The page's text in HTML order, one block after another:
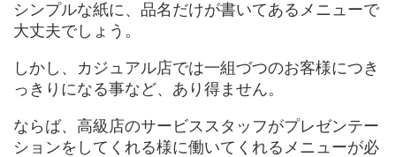
シンプルな紙に、品名だけが書いてあるメニューで
大丈夫でしょう。
しかし、カジュアル店では一組づつのお客様につき
っきりになる事など、あり得ません。
ならば、高級店のサービススタッフがプレゼンテー
ションをしてくれる様に働いてくれるメニューが必